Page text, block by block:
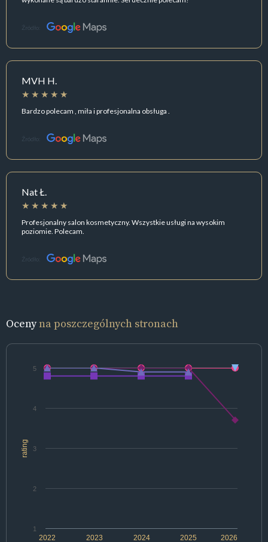
Źródło:
MVH H.
Bardzo polecam , miła i profesjonalna obsługa .
Źródło:
Nat Ł.
Profesjonalny salon kosmetyczny. Wszystkie usługi na wysokim
poziomie. Polecam.
Źródło:
Ocenyna poszczególnych stronach
rating
2022 2024 2026
2023 2025
1
2
3
4
5